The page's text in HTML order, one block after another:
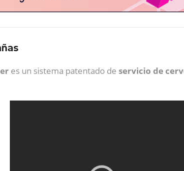
es un sistema patentado de servicio de